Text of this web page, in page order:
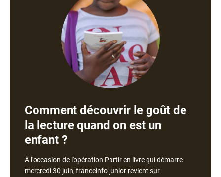
Comment découvrir le goût de
la lecture quand on est un
enfant ?
À l'occasion de l'opération Partir en livre qui démarre
mercredi 30 juin, franceinfo junior revient sur